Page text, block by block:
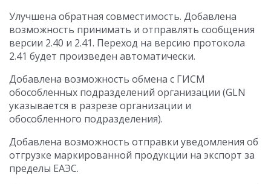
Улучшена обратная совместимость. Добавлена
возможность принимать и отправлять сообщения
версии 2.40 и 2.41. Переход на версию протокола
2.41 будет произведен автоматически.
Добавлена возможность обмена с ГИСМ
обособленных подразделений организации (GLN
указывается в разрезе организации и
обособленного подразделения).
Добавлена возможность отправки уведомления об
отгрузке маркированной продукции на экспорт за
пределы ЕАЭС.